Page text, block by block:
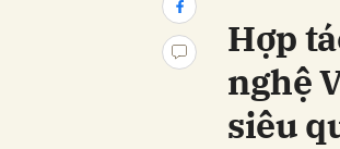
Hợp
nghệ
siêu